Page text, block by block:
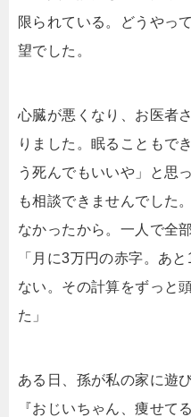
限られている。どうやっ
望でした。
心臓が悪くなり、お医者
りました。眠ることもで
う死んでもいいや」と思
も相談できませんでした
なかったから。一人で全
「月に3万円の赤字。あ
ない。その計算をずっと
た」
ある日、孫が私の家に遊
『おじいちゃん、痩せて